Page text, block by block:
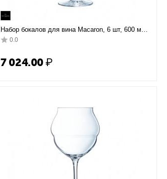
Набор бокалов для вина Macaron, 6 шт, 600 мл,
D105 мм, H235 мм, хрустальное стекло,
Chef&Sommelier
0.0
7 024.00₽